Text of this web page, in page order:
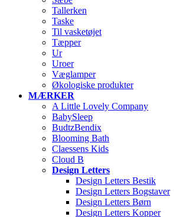
Tallerken
Taske
Til vasketøjet
Tæpper
Ur
Uroer
Væglamper
Økologiske produkter
MÆRKER
A Little Lovely Company
BabySleep
BudtzBendix
Blooming Bath
Claessens Kids
Cloud B
Design Letters
Design Letters Bestik
Design Letters Bogstaver
Design Letters Børn
Design Letters Kopper